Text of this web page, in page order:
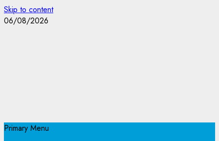
Skip to content
06/08/2026
Primary Menu